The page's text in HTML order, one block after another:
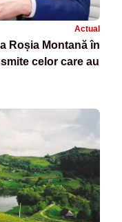
Actual
Roșia Montană în
celor care au